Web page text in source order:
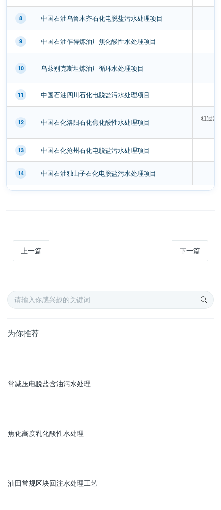
8 中国石油乌鲁木齐石化电脱盐污水处理项目
9 中国石油乍得炼油厂焦化酸性水处理项目
10 乌兹别克斯坦炼油厂循环水处理项目
11 中国石油四川石化电脱盐污水处理项目
12 中国石化洛阳石化焦化酸性水处理项目 粗过滤
13 中国石化沧州石化电脱盐污水处理项目
14 中国石油独山子石化电脱盐污水处理项目
上一篇 下一篇
为你推荐
常减压电脱盐含油污水处理
焦化高度乳化酸性水处理
油田常规区块回注水处理工艺